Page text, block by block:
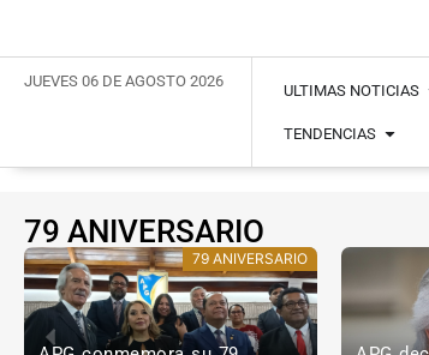
JUEVES 06 DE AGOSTO 2026
ULTIMAS NOTICIAS
TENDENCIAS
79 ANIVERSARIO
79 ANIVERSARIO